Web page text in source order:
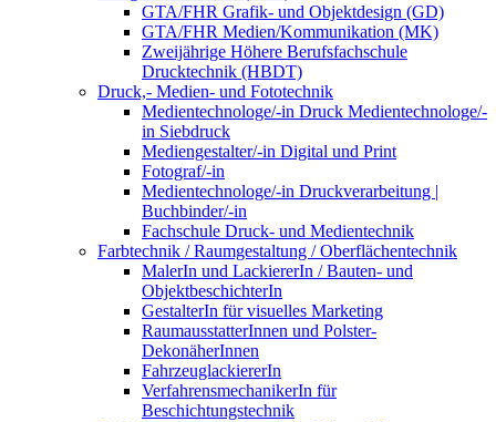
GTA/FHR Grafik- und Objektdesign (GD)
GTA/FHR Medien/Kommunikation (MK)
Zweijährige Höhere Berufsfachschule
Drucktechnik (HBDT)
Druck,- Medien- und Fototechnik
Medientechnologe/-in Druck Medientechnologe/-
in Siebdruck
Mediengestalter/-in Digital und Print
Fotograf/-in
Medientechnologe/-in Druckverarbeitung |
Buchbinder/-in
Fachschule Druck- und Medientechnik
Farbtechnik / Raumgestaltung / Oberflächentechnik
MalerIn und LackiererIn / Bauten- und
ObjektbeschichterIn
GestalterIn für visuelles Marketing
RaumausstatterInnen und Polster-
DekonäherInnen
FahrzeuglackiererIn
VerfahrensmechanikerIn für
Beschichtungstechnik